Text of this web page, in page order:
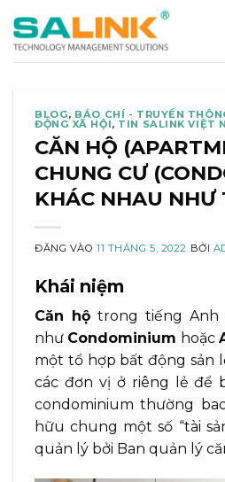
qua
nội
BLOG, BÁO CHÍ - TRUYỀN
ĐỘNG XÃ HỘI, TIN SALINK VIỆT
CĂN HỘ
CHUNG CƯ
KHÁC NHAU NHƯ
ĐĂNG VÀO11 THÁNG 5, 2022 BỞI
Khái niệm
Căn hộtrong tiếng Anh
như Condominium hoặc
một tổ hợp bất động sản
các đơn vị ở riêng lẻ để
condominium thường
hữu chung một số “tài
quản lý bởi Ban quản lý